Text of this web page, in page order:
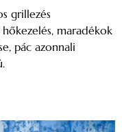
grillezés
maradékok
pác azonnali